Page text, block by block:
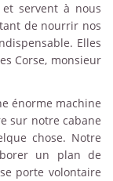
et servent à nous
de nourrir nos
Elles
Corse, monsieur
énorme machine
sur notre cabane
chose. Notre
un plan de
porte volontaire